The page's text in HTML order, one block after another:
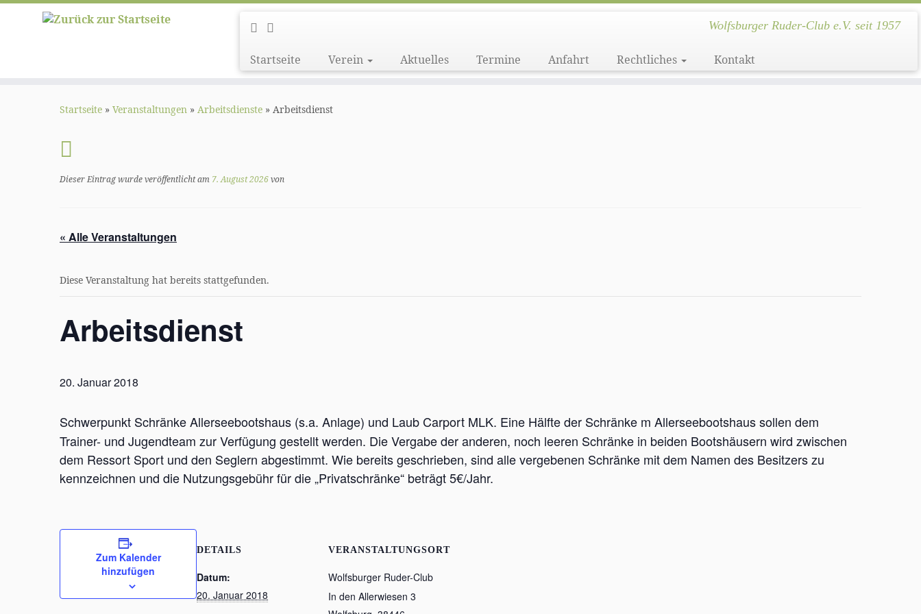
Wolfsburger Ruder-Club e.V. seit 1957
Startseite Verein Aktuelles Termine Anfahrt Rechtliches Kontakt
Startseite » Veranstaltungen » Arbeitsdienste » Arbeitsdienst
Dieser Eintrag wurde veröffentlicht am 7. August 2026von
« Alle Veranstaltungen
Diese Veranstaltung hat bereits stattgefunden.
Arbeitsdienst
20. Januar 2018
Schwerpunkt Schränke Allerseebootshaus (s.a. Anlage) und Laub Carport MLK. Eine Hälfte der Schränke m Allerseebootshaus sollen dem
Trainer- und Jugendteam zur Verfügung gestellt werden. Die Vergabe der anderen, noch leeren Schränke in beiden Bootshäusern wird zwischen
dem Ressort Sport und den Seglern abgestimmt. Wie bereits geschrieben, sind alle vergebenen Schränke mit dem Namen des Besitzers zu
kennzeichnen und die Nutzungsgebühr für die „Privatschränke“ beträgt 5€/Jahr.
Zum Kalender
hinzufügen
DETAILS
Datum:
20. Januar 2018
VERANSTALTUNGSORT
Wolfsburger Ruder-Club
In den Allerwiesen 3